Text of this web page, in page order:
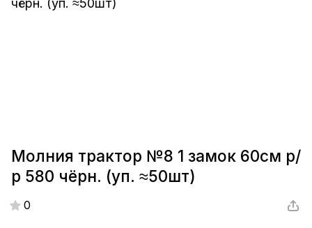
Молния трактор №8 1 замок 60см р/
р 580 чёрн. (уп. ≈50шт)
0